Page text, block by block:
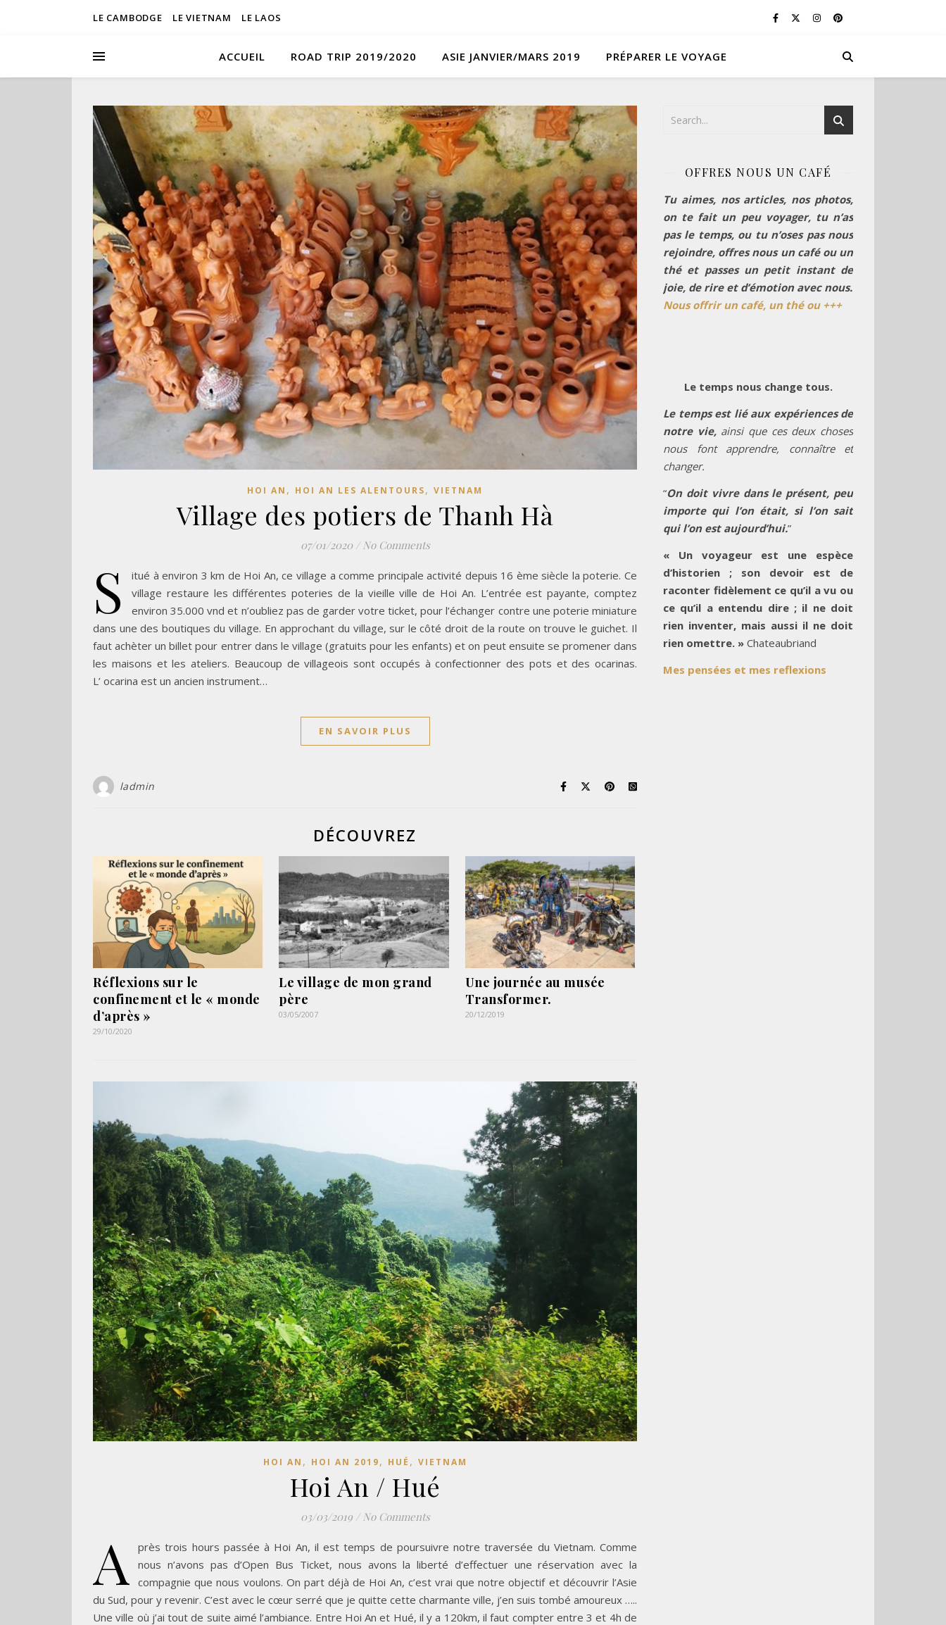
LE CAMBODGE LE VIETNAM LE LAOS
ACCUEIL ROAD TRIP 2019/2020 ASIE JANVIER/MARS 2019 PRÉPARER LE VOYAGE
HOI AN , HOI AN LES ALENTOURS, VIETNAM
Village des potiers de Thanh Hà
07/01/2020 / No Comments
S
itué à environ 3 km de Hoi An, ce village a comme principale activité depuis 16 ème siècle la poterie. Ce
village restaure les différentes poteries de la vieille ville de Hoi An. L’entrée est payante, comptez
environ 35.000 vnd et n’oubliez pas de garder votre ticket, pour l’échanger contre une poterie miniature
dans une des boutiques du village. En approchant du village, sur le côté droit de la route on trouve le guichet. Il
faut achèter un billet pour entrer dans le village (gratuits pour les enfants) et on peut ensuite se promener dans
les maisons et les ateliers. Beaucoup de villageois sont occupés à confectionner des pots et des ocarinas.
L’ ocarina est un ancien instrument…
EN SAVOIR PLUS
ladmin
DÉCOUVREZ
Réflexions sur le
confinement et le « monde
d’après »
29/10/2020
Le village de mon grand
père
03/05/2007
Une journée au musée
Transformer.
20/12/2019
HOI AN , HOI AN 2019, HUÉ , VIETNAM
Hoi An / Hué
03/03/2019 / No Comments
A
près trois hours passée à Hoi An, il est temps de poursuivre notre traversée du Vietnam. Comme
nous n’avons pas d’Open Bus Ticket, nous avons la liberté d’effectuer une réservation avec la
compagnie que nous voulons. On part déjà de Hoi An, c’est vrai que notre objectif et découvrir l’Asie
du Sud, pour y revenir. C’est avec le cœur serré que je quitte cette charmante ville, j’en suis tombé amoureux …..
Une ville où j’ai tout de suite aimé l’ambiance. Entre Hoi An et Hué, il y a 120km, il faut compter entre 3 et 4h de
OFFRES NOUS UN CAFÉ
Tu aimes, nos articles, nos photos,
on te fait un peu voyager, tu n’as
pas le temps, ou tu n’oses pas nous
rejoindre, offres nous un café ou un
thé et passes un petit instant de
joie, de rire et d’émotion avec nous.
Nous offrir un café, un thé ou +++
Le temps nous change tous.
Le temps est lié aux expériences de
notre vie, ainsi que ces deux choses
nous font apprendre, connaître et
changer.
“On doit vivre dans le présent, peu
importe qui l’on était, si l’on sait
qui l’on est aujourd’hui.”
« Un voyageur est une espèce
d’historien ; son devoir est de
raconter fidèlement ce qu’il a vu ou
ce qu’il a entendu dire ; il ne doit
rien inventer, mais aussi il ne doit
rien omettre. » Chateaubriand
Mes pensées et mes reflexions